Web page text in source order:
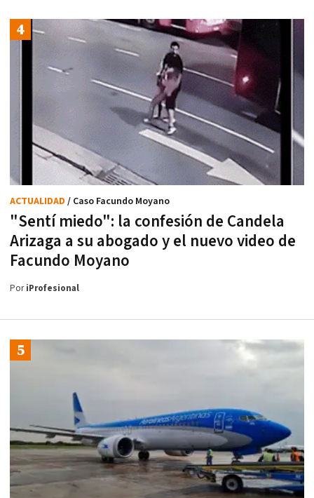
"Sentí miedo": la confesión de Candela
Arizaga a su abogado y el nuevo video de
Facundo Moyano
ACTUALIDAD / Caso Facundo Moyano
PoriProfesional